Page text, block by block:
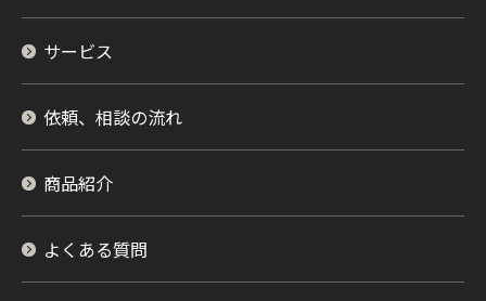
サービス
依頼、相談の流れ
商品紹介
よくある質問